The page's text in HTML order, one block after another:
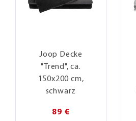
Joop Decke
"Trend", ca.
150x200 cm,
schwarz
89 €